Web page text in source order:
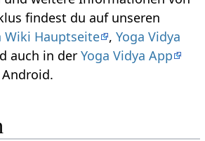
findest du auf unseren
Wiki Hauptseite ,Yoga Vidya
auch in derYoga Vidya App